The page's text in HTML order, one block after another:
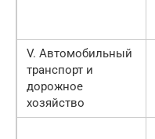
V. Автомобильный
транспорт и
дорожное
хозяйство